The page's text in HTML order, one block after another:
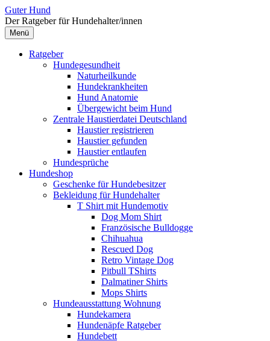
Zum
Inhalt
überspringen
Guter Hund
Der Ratgeber für Hundehalter/innen
Menü
Ratgeber
Hundegesundheit
Naturheilkunde
Hundekrankheiten
Hund Anatomie
Übergewicht beim Hund
Zentrale Haustierdatei Deutschland
Haustier registrieren
Haustier gefunden
Haustier entlaufen
Hundesprüche
Hundeshop
Geschenke für Hundebesitzer
Bekleidung für Hundehalter
T Shirt mit Hundemotiv
Dog Mom Shirt
Französische Bulldogge
Chihuahua
Rescued Dog
Retro Vintage Dog
Pitbull TShirts
Dalmatiner Shirts
Mops Shirts
Hundeausstattung Wohnung
Hundekamera
Hundenäpfe Ratgeber
Hundebett